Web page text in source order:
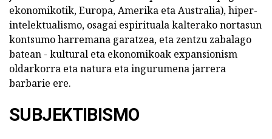
ekonomikotik, Europa, Amerika eta Australia), hiper-
intelektualismo, osagai espirituala kalterako nortasun
kontsumo harremana garatzea, eta zentzu zabalago
batean - kultural eta ekonomikoak expansionism
oldarkorra eta natura eta ingurumena jarrera
barbarie ere.
SUBJEKTIBISMO